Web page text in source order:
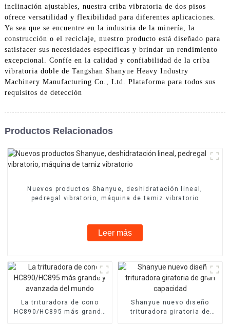
inclinación ajustables, nuestra criba vibratoria de dos pisos
ofrece versatilidad y flexibilidad para diferentes aplicaciones.
Ya sea que se encuentre en la industria de la minería, la
construcción o el reciclaje, nuestro producto está diseñado para
satisfacer sus necesidades específicas y brindar un rendimiento
excepcional. Confíe en la calidad y confiabilidad de la criba
vibratoria doble de Tangshan Shanyue Heavy Industry
Machinery Manufacturing Co., Ltd. Plataforma para todos sus
requisitos de detección
Productos Relacionados
Nuevos productos Shanyue, deshidratación lineal,
pedregal vibratorio, máquina de tamiz vibratorio
Leer más
La trituradora de cono
HC890/HC895 más grande
Shanyue nuevo diseño
trituradora giratoria de